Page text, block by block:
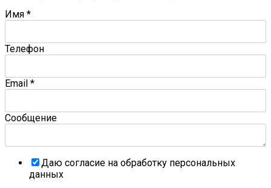
Имя *
Телефон
Email *
Сообщение
Даю согласие на обработку персональных
данных